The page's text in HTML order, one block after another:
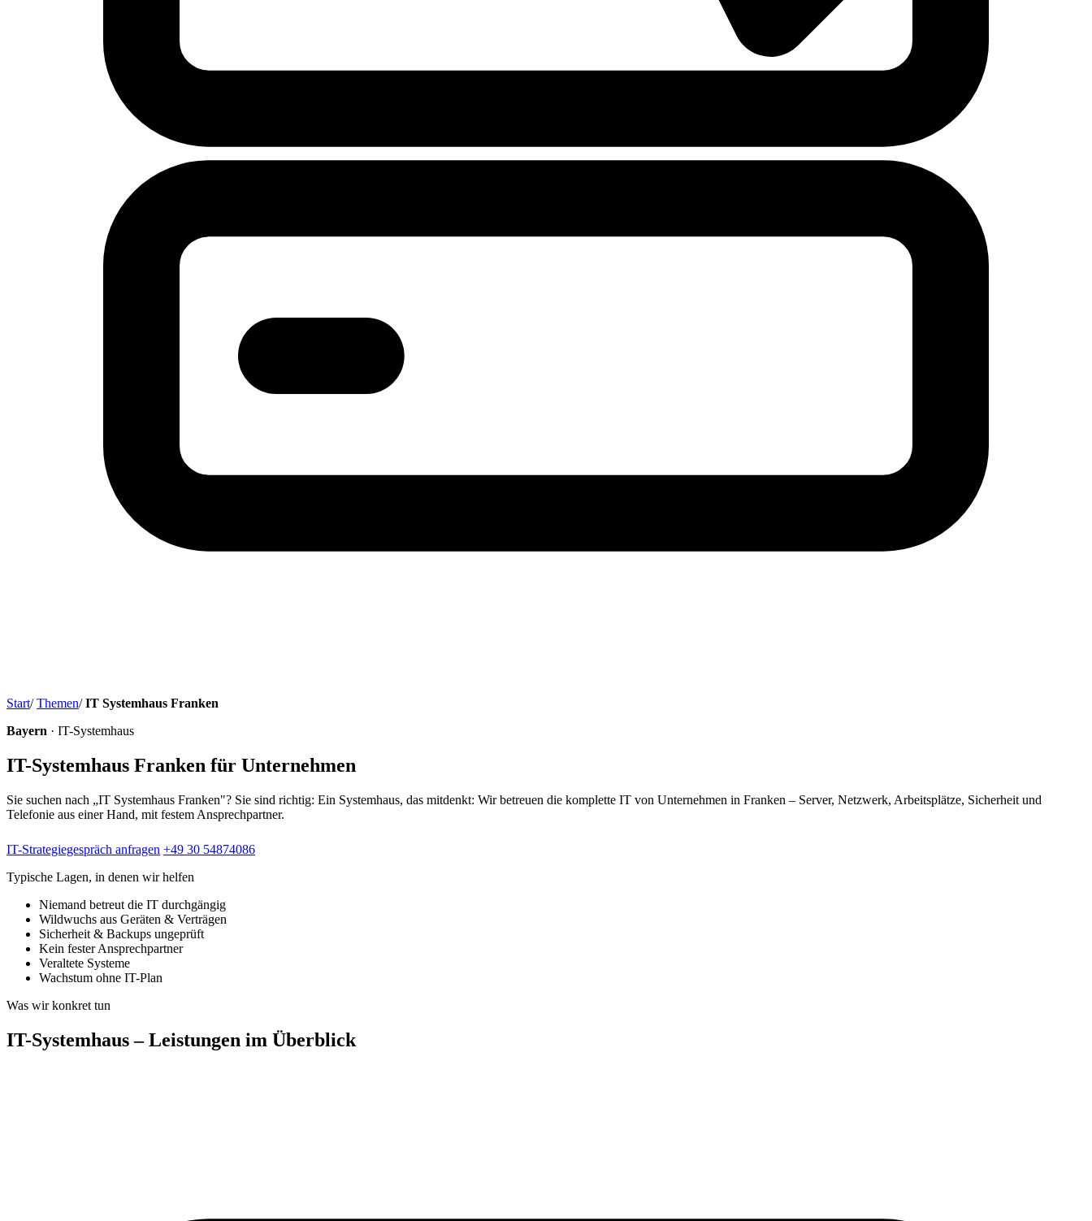
Start/ Themen/ IT Systemhaus Franken
Bayern · IT-Systemhaus
IT-Systemhaus Franken für Unternehmen
Sie suchen nach „IT Systemhaus Franken"? Sie sind richtig: Ein Systemhaus, das mitdenkt: Wir betreuen die komplette IT von Unternehmen in Franken – Server, Netzwerk, Arbeitsplätze, Sicherheit und
Telefonie aus einer Hand, mit festem Ansprechpartner.
IT-Strategiegespräch anfragen +49 30 54874086
Typische Lagen, in denen wir helfen
Niemand betreut die IT durchgängig
Wildwuchs aus Geräten & Verträgen
Sicherheit & Backups ungeprüft
Kein fester Ansprechpartner
Veraltete Systeme
Wachstum ohne IT-Plan
Was wir konkret tun
IT-Systemhaus – Leistungen im Überblick